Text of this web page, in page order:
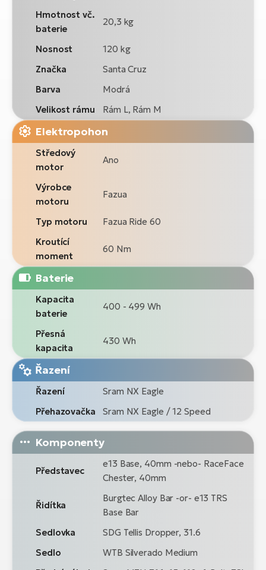
Hmotnost vč.
baterie
20,3 kg
Nosnost
120 kg
Značka
Santa Cruz
Barva
Modrá
Velikost rámu
Rám L, Rám M
Elektropohon
Středový
motor
Ano
Výrobce
motoru
Fazua
Typ motoru
Fazua Ride 60
Kroutící
moment
60 Nm
Baterie
Kapacita
baterie
400 - 499 Wh
Přesná
kapacita
430 Wh
Řazení
Řazení
Sram NX Eagle
Přehazovačka
Sram NX Eagle / 12 Speed
Komponenty
Představec
e13 Base, 40mm -nebo- RaceFace
Chester, 40mm
Řidítka
Burgtec Alloy Bar -or- e13 TRS
Base Bar
Sedlovka
SDG Tellis Dropper, 31.6
Sedlo
WTB Silverado Medium